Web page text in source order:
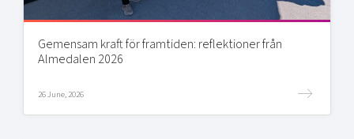
Gemensam kraft för framtiden: reflektioner från
Almedalen 2026
26 June, 2026